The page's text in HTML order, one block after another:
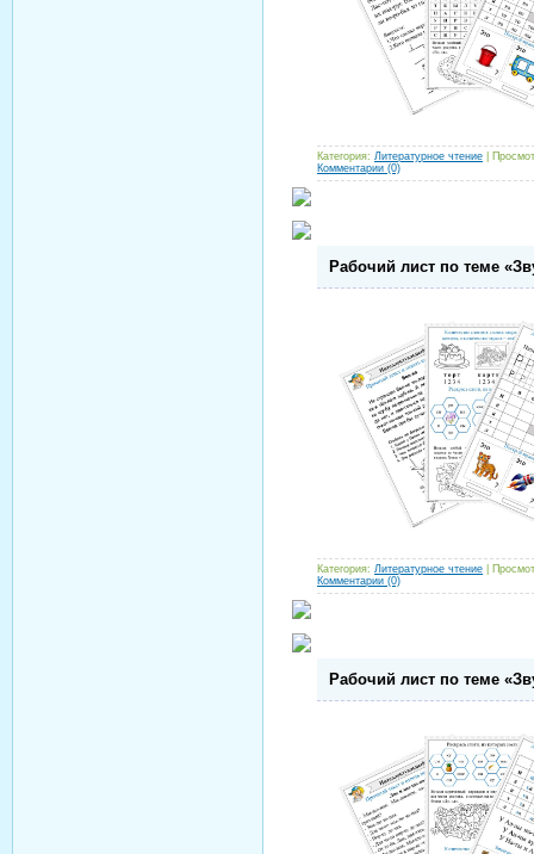
Категория: Литературное чтение |
Комментарии (0)
Рабочий лист по теме
Категория: Литературное чтение |
Комментарии (0)
Рабочий лист по теме